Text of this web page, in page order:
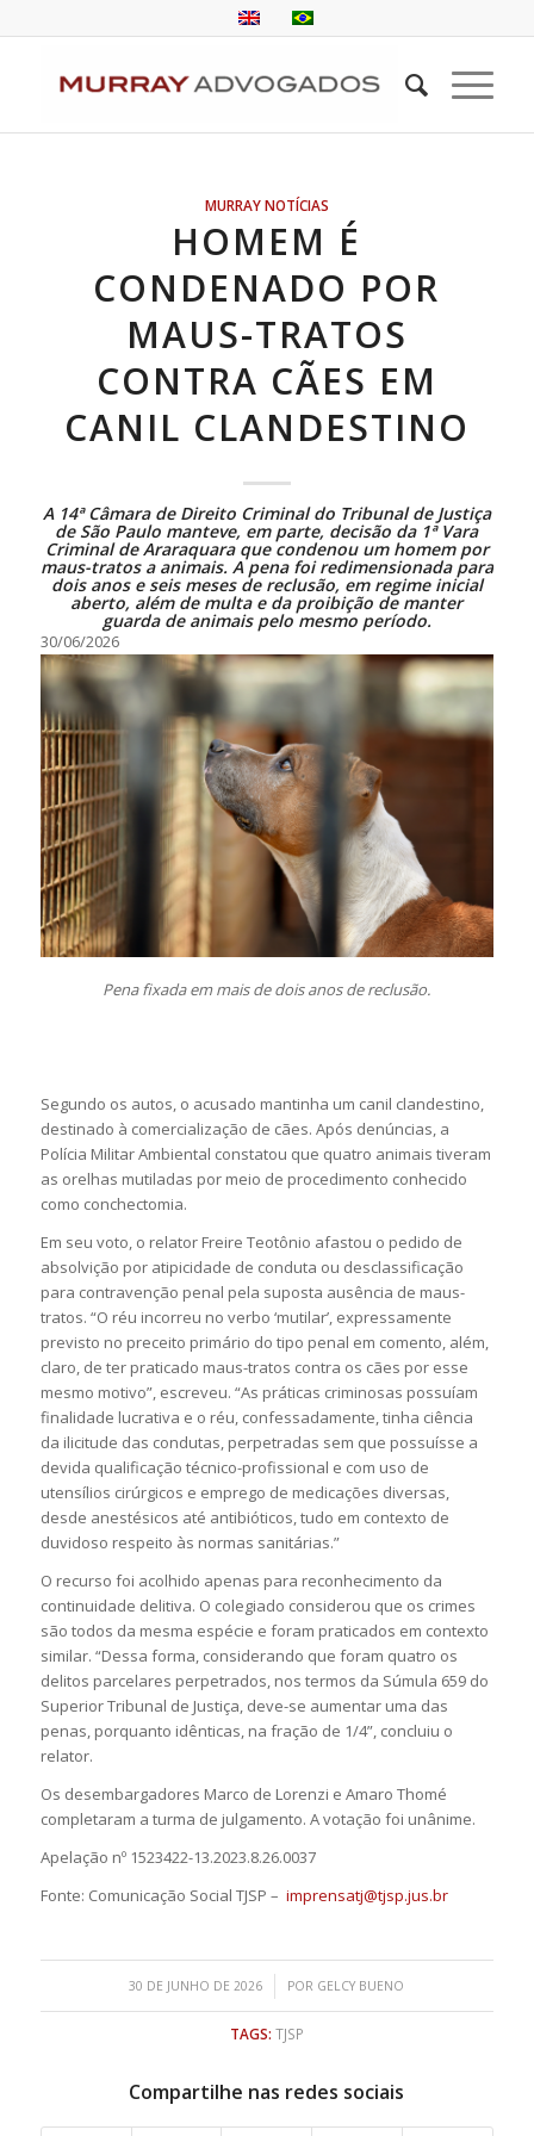
MURRAY NOTÍCIAS
HOMEM É
CONDENADO POR
MAUS-TRATOS
CONTRA CÃES EM
CANIL CLANDESTINO
A 14ª Câmara de Direito Criminal do Tribunal de Justiça
de São Paulo manteve, em parte, decisão da 1ª Vara
Criminal de Araraquara que condenou um homem por
maus-tratos a animais. A pena foi redimensionada para
dois anos e seis meses de reclusão, em regime inicial
aberto, além de multa e da proibição de manter
guarda de animais pelo mesmo período.
30/06/2026
Pena fixada em mais de dois anos de reclusão.
Segundo os autos, o acusado mantinha um canil clandestino,
destinado à comercialização de cães. Após denúncias, a
Polícia Militar Ambiental constatou que quatro animais tiveram
as orelhas mutiladas por meio de procedimento conhecido
como conchectomia.
Em seu voto, o relator Freire Teotônio afastou o pedido de
absolvição por atipicidade de conduta ou desclassificação
para contravenção penal pela suposta ausência de maus-
tratos. “O réu incorreu no verbo ‘mutilar’, expressamente
previsto no preceito primário do tipo penal em comento, além,
claro, de ter praticado maus-tratos contra os cães por esse
mesmo motivo”, escreveu. “As práticas criminosas possuíam
finalidade lucrativa e o réu, confessadamente, tinha ciência
da ilicitude das condutas, perpetradas sem que possuísse a
devida qualificação técnico-profissional e com uso de
utensílios cirúrgicos e emprego de medicações diversas,
desde anestésicos até antibióticos, tudo em contexto de
duvidoso respeito às normas sanitárias.”
O recurso foi acolhido apenas para reconhecimento da
continuidade delitiva. O colegiado considerou que os crimes
são todos da mesma espécie e foram praticados em contexto
similar. “Dessa forma, considerando que foram quatro os
delitos parcelares perpetrados, nos termos da Súmula 659 do
Superior Tribunal de Justiça, deve-se aumentar uma das
penas, porquanto idênticas, na fração de 1/4”, concluiu o
relator.
Os desembargadores Marco de Lorenzi e Amaro Thomé
completaram a turma de julgamento. A votação foi unânime.
Apelação nº 1523422-13.2023.8.26.0037
Fonte: Comunicação Social TJSP – imprensatj@tjsp.jus.br
30 DE JUNHO DE 2026
/ POR GELCY BUENO
TAGS: TJSP
Compartilhe nas redes sociais